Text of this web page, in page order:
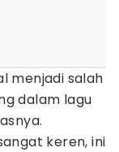
menjadi salah
dalam lagu
keren, ini